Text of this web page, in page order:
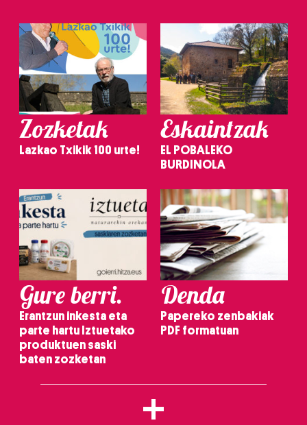
Zozketak
Lazkao Txikik 100 urte!
Eskaintzak
EL POBALEKO
BURDINOLA
Gure berri.
Erantzun inkesta eta
parte hartu Iztuetako
produktuen saski
baten zozketan
Denda
Papereko zenbakiak
PDF formatuan
+